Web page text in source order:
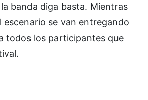
banda diga basta. Mientras
se van entregando
todos los participantes que